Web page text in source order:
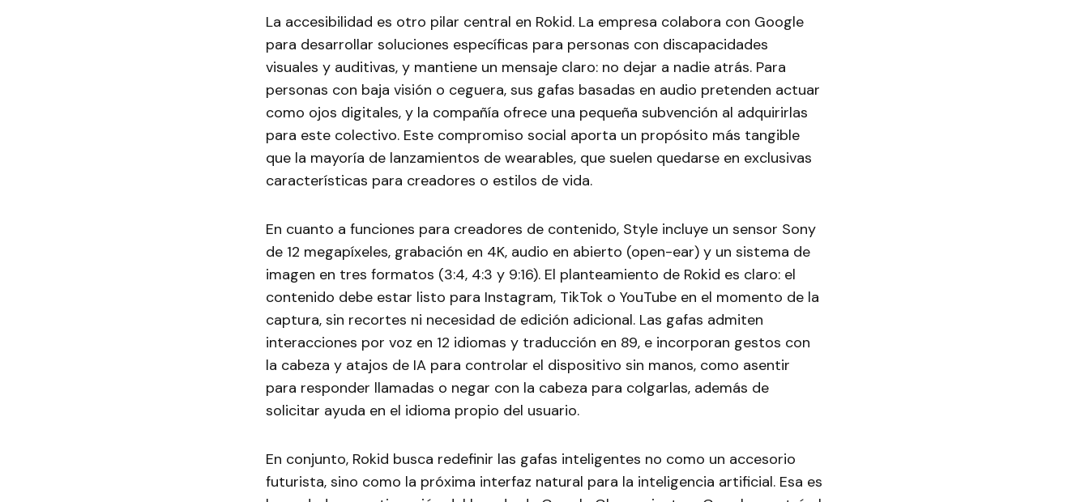
La accesibilidad es otro pilar central en Rokid. La empresa colabora con Google
para desarrollar soluciones específicas para personas con discapacidades
visuales y auditivas, y mantiene un mensaje claro: no dejar a nadie atrás. Para
personas con baja visión o ceguera, sus gafas basadas en audio pretenden actuar
como ojos digitales, y la compañía ofrece una pequeña subvención al adquirirlas
para este colectivo. Este compromiso social aporta un propósito más tangible
que la mayoría de lanzamientos de wearables, que suelen quedarse en exclusivas
características para creadores o estilos de vida.
En cuanto a funciones para creadores de contenido, Style incluye un sensor Sony
de 12 megapíxeles, grabación en 4K, audio en abierto (open-ear) y un sistema de
imagen en tres formatos (3:4, 4:3 y 9:16). El planteamiento de Rokid es claro: el
contenido debe estar listo para Instagram, TikTok o YouTube en el momento de la
captura, sin recortes ni necesidad de edición adicional. Las gafas admiten
interacciones por voz en 12 idiomas y traducción en 89, e incorporan gestos con
la cabeza y atajos de IA para controlar el dispositivo sin manos, como asentir
para responder llamadas o negar con la cabeza para colgarlas, además de
solicitar ayuda en el idioma propio del usuario.
En conjunto, Rokid busca redefinir las gafas inteligentes no como un accesorio
futurista, sino como la próxima interfaz natural para la inteligencia artificial. Esa es